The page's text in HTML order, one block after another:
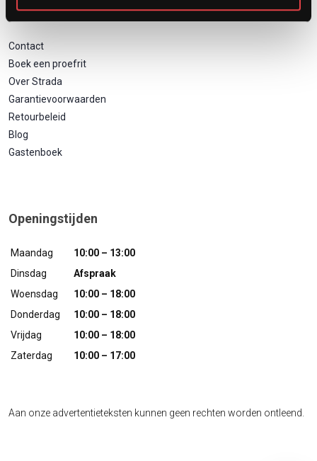
Direct naar
Contact
Boek een proefrit
Over Strada
Garantievoorwaarden
Retourbeleid
Blog
Gastenboek
Openingstijden
Maandag
10:00 – 13:00
Dinsdag
Afspraak
Woensdag
10:00 – 18:00
Donderdag
10:00 – 18:00
Vrijdag
10:00 – 18:00
Zaterdag
10:00 – 17:00
Aan onze advertentieteksten kunnen geen rechten worden ontleend.